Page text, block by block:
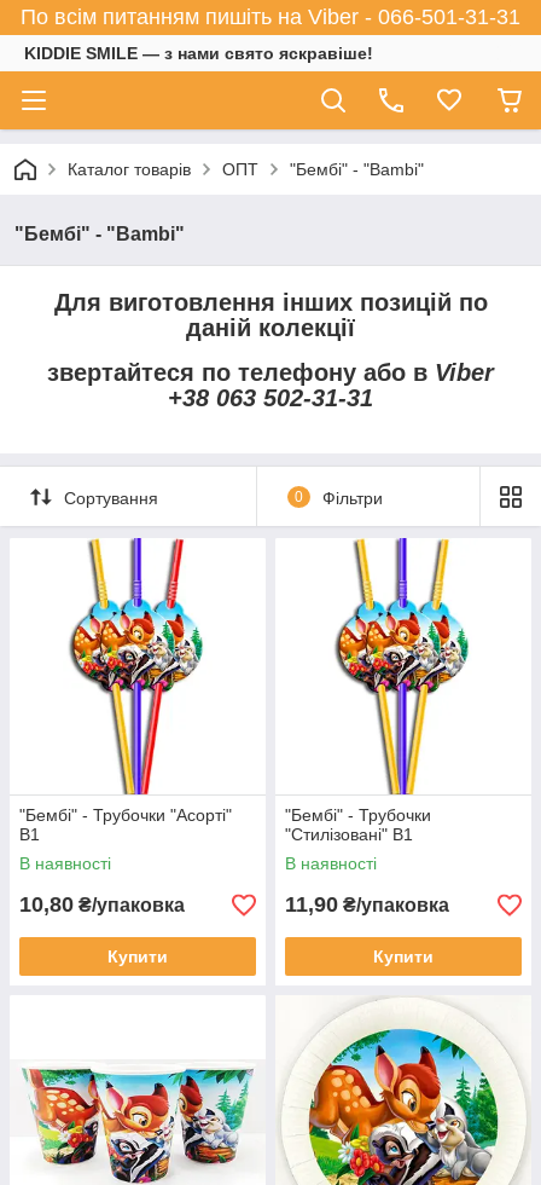
По всім питанням пишіть на Viber - 066-501-31-31
KIDDIE SMILE — з нами свято яскравіше!
Каталог товарів ОПТ "Бембі" - "Bambi"
"Бембі" - "Bambi"
Для виготовлення інших позицій по
даній колекції
звертайтеся по телефону або в Viber
+38 063 502-31-31
Сортування 0 Фільтри
"Бембі" - Трубочки "Асорті"
В1
В наявності
10,80 ₴/упаковка
Купити
"Бембі" - Трубочки
"Стилізовані" В1
В наявності
11,90 ₴/упаковка
Купити